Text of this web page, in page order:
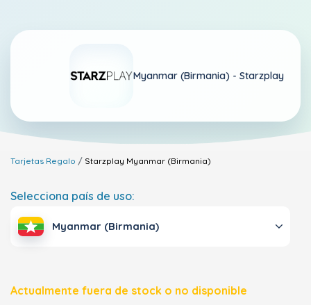
Myanmar (Birmania) - Starzplay
Tarjetas Regalo Starzplay Myanmar (Birmania)
Selecciona país de uso:
Myanmar (Birmania)
Actualmente fuera de stock o no disponible